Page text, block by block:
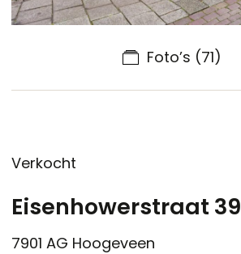
Foto’s (71)
Verkocht
Eisenhowerstraat 39
7901 AG Hoogeveen